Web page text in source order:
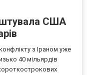
США
з Іраном уже
40 мільярдів